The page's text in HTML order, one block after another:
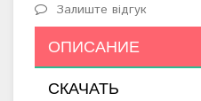
Залиште відгук
ОПИСАНИЕ
СКАЧАТЬ